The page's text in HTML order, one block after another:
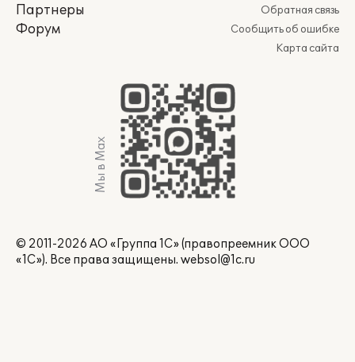
Партнеры
Форум
Обратная связь
Сообщить об ошибке
Карта сайта
Мы в Max
© 2011-2026 АО «Группа 1С» (правопреемник ООО
«1С»). Все права защищены. websol@1c.ru